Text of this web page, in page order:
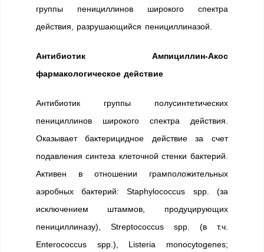
группы пенициллинов широкого спектра
действия, разрушающийся пенициллиназой.
Антибиотик Ампициллин-Акос
фармакологическое действие
Антибиотик группы полусинтетических
пенициллинов широкого спектра действия.
Оказывает бактерицидное действие за счет
подавления синтеза клеточной стенки бактерий.
Активен в отношении грамположительных
аэробных бактерий: Staphylococcus spp. (за
исключением штаммов, продуцирующих
пенициллиназу), Streptococcus spp. (в т.ч.
Enterococcus spp.), Listeria monocytogenes;